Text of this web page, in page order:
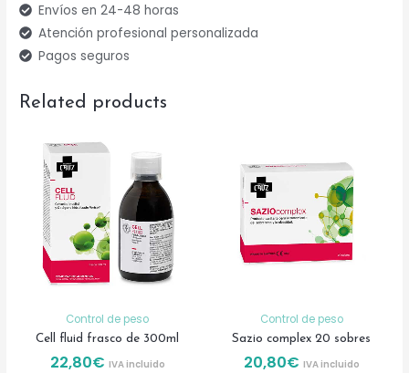
Envíos en 24-48 horas
Atención profesional personalizada
Pagos seguros
Related products
Control de peso
Cell fluid frasco de 300ml
22,80€ IVA incluido
Control de peso
Sazio complex 20 sobres
20,80€ IVA incluido